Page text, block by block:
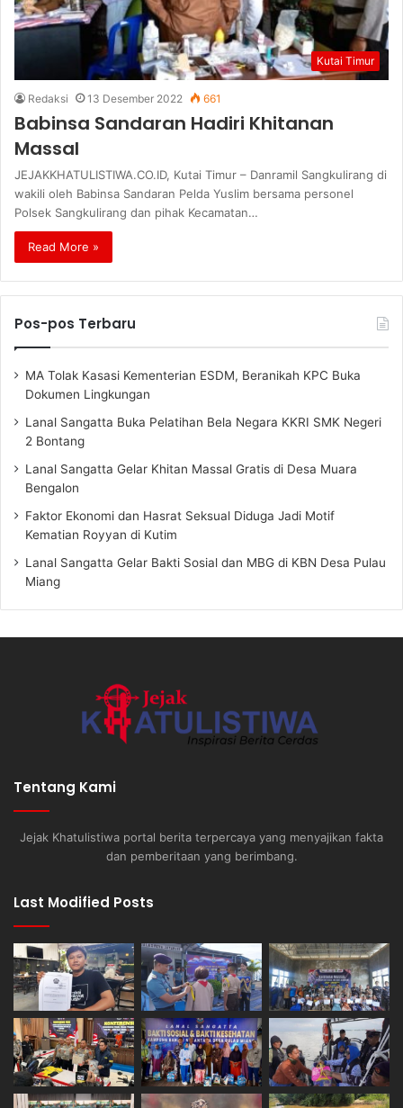
Kutai Timur
Redaksi 13 Desember 2022 661
Babinsa Sandaran Hadiri Khitanan
Massal
JEJAKKHATULISTIWA.CO.ID, Kutai Timur – Danramil Sangkulirang di
wakili oleh Babinsa Sandaran Pelda Yuslim bersama personel
Polsek Sangkulirang dan pihak Kecamatan…
Read More »
Pos-pos Terbaru
MA Tolak Kasasi Kementerian ESDM, Beranikah KPC Buka
Dokumen Lingkungan
Lanal Sangatta Buka Pelatihan Bela Negara KKRI SMK Negeri
2 Bontang
Lanal Sangatta Gelar Khitan Massal Gratis di Desa Muara
Bengalon
Faktor Ekonomi dan Hasrat Seksual Diduga Jadi Motif
Kematian Royyan di Kutim
Lanal Sangatta Gelar Bakti Sosial dan MBG di KBN Desa Pulau
Miang
Tentang Kami
Jejak Khatulistiwa portal berita terpercaya yang menyajikan fakta
dan pemberitaan yang berimbang.
Last Modified Posts